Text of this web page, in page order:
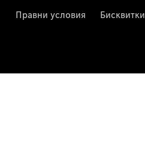
Правни условия Бисквитки